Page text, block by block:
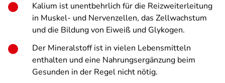
Kalium ist unentbehrlich für die Reizweiterleitung
in Muskel- und Nervenzellen, das Zellwachstum
und die Bildung von Eiweiß und Glykogen.
Der Mineralstoff ist in vielen Lebensmitteln
enthalten und eine Nahrungsergänzung beim
Gesunden in der Regel nicht nötig.